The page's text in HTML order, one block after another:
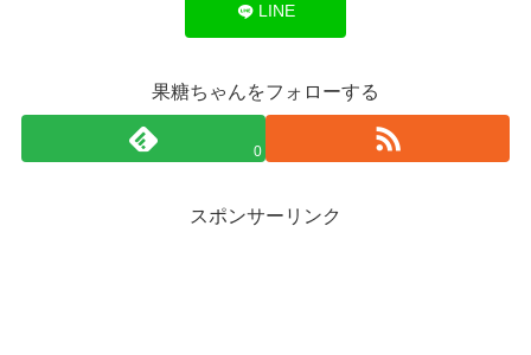
LINE
果糖ちゃんをフォローする
0
スポンサーリンク